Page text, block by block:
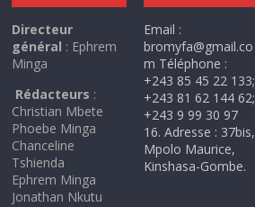
Directeur
général : Ephrem
Minga
Rédacteurs :
Christian Mbete
Phoebe Minga
Chanceline
Tshienda
Ephrem Minga
Jonathan Nkutu
Email :
bromyfa@gmail.co
m Téléphone :
+243 85 45 22 133;
+243 81 62 144 62;
+243 9 99 30 97
16. Adresse : 37bis,
Mpolo Maurice,
Kinshasa-Gombe.